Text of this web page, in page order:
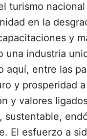
turismo
en la
y
una industria
aquí, entre las
y prosperidad
y valores
sustentable,
El esfuerzo a